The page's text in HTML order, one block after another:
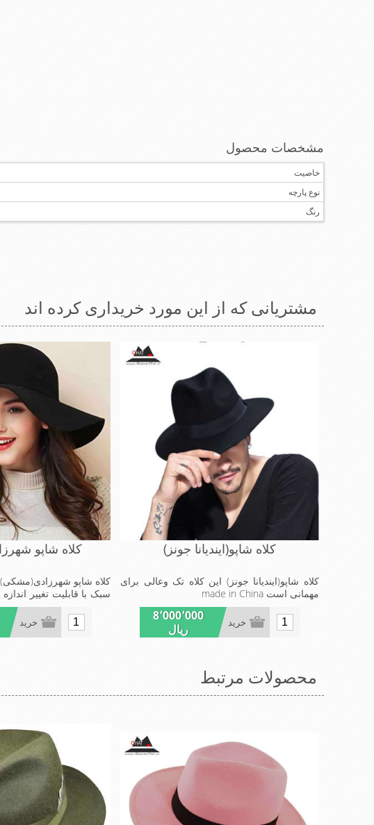
مشخصات محصول
خاصیت
نوع پارچه
رنگ
مشتریانی که از این مورد خریداری کرده اند
کلاه شاپو(ایندیانا جونز)
کلاه شاپو(ایندیانا جونز) این کلاه تک وعالی برای
مهمانی است made in China
8٬000٬000
ریال
خرید
کلاه شاپو
کلاه شاپو
سبک با قابلیت تغییر
خرید
محصولات مرتبط